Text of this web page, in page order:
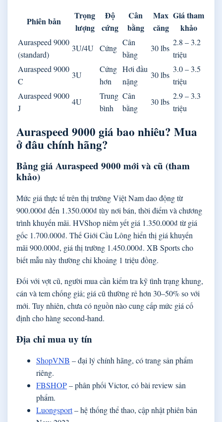
Phiên bản
Trọng
lượng
Độ
cứng
Cân
bằng
Max
căng
Giá tham
khảo
Auraspeed 9000
(standard)
3U/4U Cứng
Cân
bằng
30 lbs
2.8 – 3.2
triệu
Auraspeed 9000
C
3U
Cứng
hơn
Hơi đầu
nặng
30 lbs
3.0 – 3.5
triệu
Auraspeed 9000
J
4U
Trung
bình
Cân
bằng
30 lbs
2.9 – 3.3
triệu
Auraspeed 9000 giá bao nhiêu? Mua
ở đâu chính hãng?
Bảng giá Auraspeed 9000 mới và cũ (tham
khảo)
Mức giá thực tế trên thị trường Việt Nam dao động từ
900.000₫ đến 1.350.000₫ tùy nơi bán, thời điểm và chương
trình khuyến mãi. HVShop niêm yết giá 1.350.000₫ từ giá
gốc 1.700.000₫. Thế Giới Cầu Lông hiển thị giá khuyến
mãi 900.000₫, giá thị trường 1.450.000₫. XB Sports cho
biết mẫu này thường chỉ khoảng 1 triệu đồng.
Đối với vợt cũ, người mua cần kiểm tra kỹ tình trạng khung,
cán và tem chống giả; giá cũ thường rẻ hơn 30–50% so với
mới. Tuy nhiên, chưa có nguồn nào cung cấp mức giá cố
định cho hàng second‑hand.
Địa chỉ mua uy tín
ShopVNB – đại lý chính hãng, có trang sản phẩm
riêng.
FBSHOP– phân phối Victor, có bài review sản
phẩm.
Luongsport– hệ thống thể thao, cập nhật phiên bản